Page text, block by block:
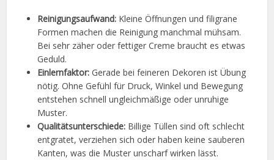
Reinigungsaufwand: Kleine Öffnungen und filigrane
Formen machen die Reinigung manchmal mühsam.
Bei sehr zäher oder fettiger Creme braucht es etwas
Geduld.
Einlernfaktor: Gerade bei feineren Dekoren ist Übung
nötig. Ohne Gefühl für Druck, Winkel und Bewegung
entstehen schnell ungleichmäßige oder unruhige
Muster.
Qualitätsunterschiede: Billige Tüllen sind oft schlecht
entgratet, verziehen sich oder haben keine sauberen
Kanten, was die Muster unscharf wirken lässt.